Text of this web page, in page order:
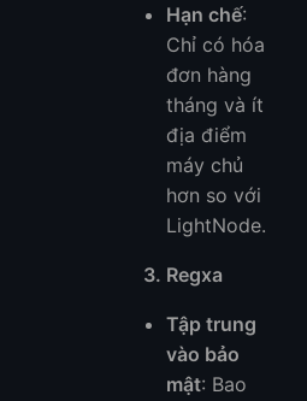
Hạn chế:
Chỉ có hóa
đơn hàng
tháng và ít
địa điểm
máy chủ
hơn so với
LightNode.
3. Regxa
Tập trung
vào bảo
mật: Bao